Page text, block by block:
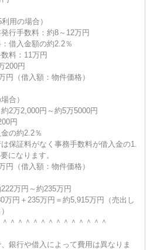
用の場合）
発行手数料：約8～12万円
：借入金額の約2.2％
料：11万円
200円
円（借入額：物件価格）
合）
2万2,000円～約5万5000円
円
の約2.2％
保証料がなく事務手数料が借入金の1.
になります。
円（借入額：物件価格）
万円～約235万円
万円＋235万円＝約5,915万円（売出し
＾＾＾＾＾＾＾＾＾＾＾＾＾
銀行や借入によって費用は異なりま